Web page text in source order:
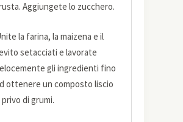
Aggiungete lo zucchero.
la farina, la maizena e il
setacciati e lavorate
gli ingredienti fino
ottenere un composto liscio
privo di grumi.